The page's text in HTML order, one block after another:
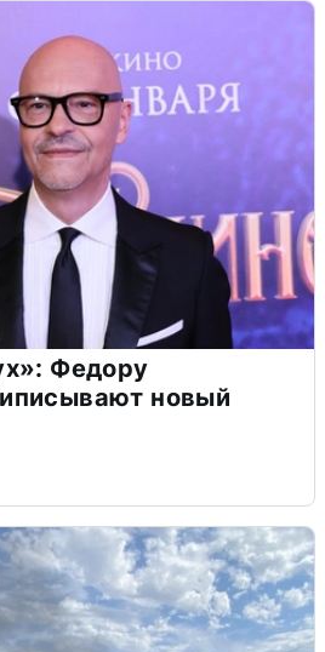
Федору
новый